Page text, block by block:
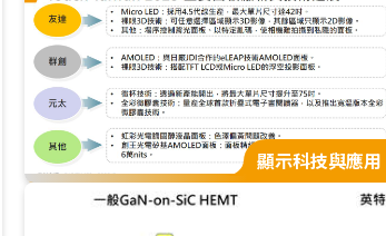
顯示科技與應用